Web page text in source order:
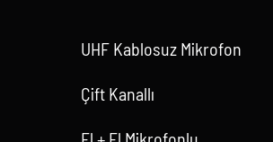
UHF Kablosuz Mikrofon
Çift Kanallı